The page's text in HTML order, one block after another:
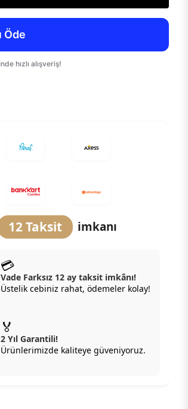
12 Taksit imkanı
💳
Vade Farksız 12 ay taksit imkânı!
Üstelik cebiniz rahat, ödemeler kolay!
🏅
2 Yıl Garantili!
Ürünlerimizde kaliteye güveniyoruz.